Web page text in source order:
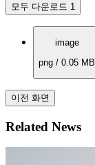
모두 다운로드 1
image
png / 0.05 MB
이전 화면
Related News